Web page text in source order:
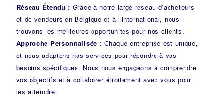
Réseau Étendu : Grâce à notre large réseau d’acheteurs
et de vendeurs en Belgique et à l’international, nous
trouvons les meilleures opportunités pour nos clients.
Approche Personnalisée : Chaque entreprise est unique,
et nous adaptons nos services pour répondre à vos
besoins spécifiques. Nous nous engageons à comprendre
vos objectifs et à collaborer étroitement avec vous pour
les atteindre.